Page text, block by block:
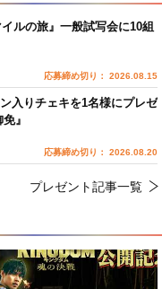
ルの旅』一般試写会に10組
応募締め切り： 2026.08.15
入りチェキを1名様にプレゼ
』
応募締め切り： 2026.08.20
プレゼント記事一覧